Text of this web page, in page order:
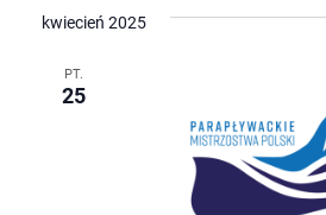
datę.
kwiecień 2025
PT.
25